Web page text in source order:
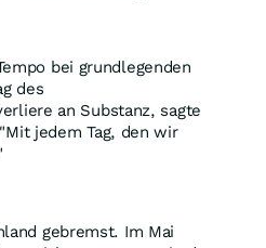
bei grundlegenden
des
an Substanz, sagte
jedem Tag, den wir
gebremst. Im Mai